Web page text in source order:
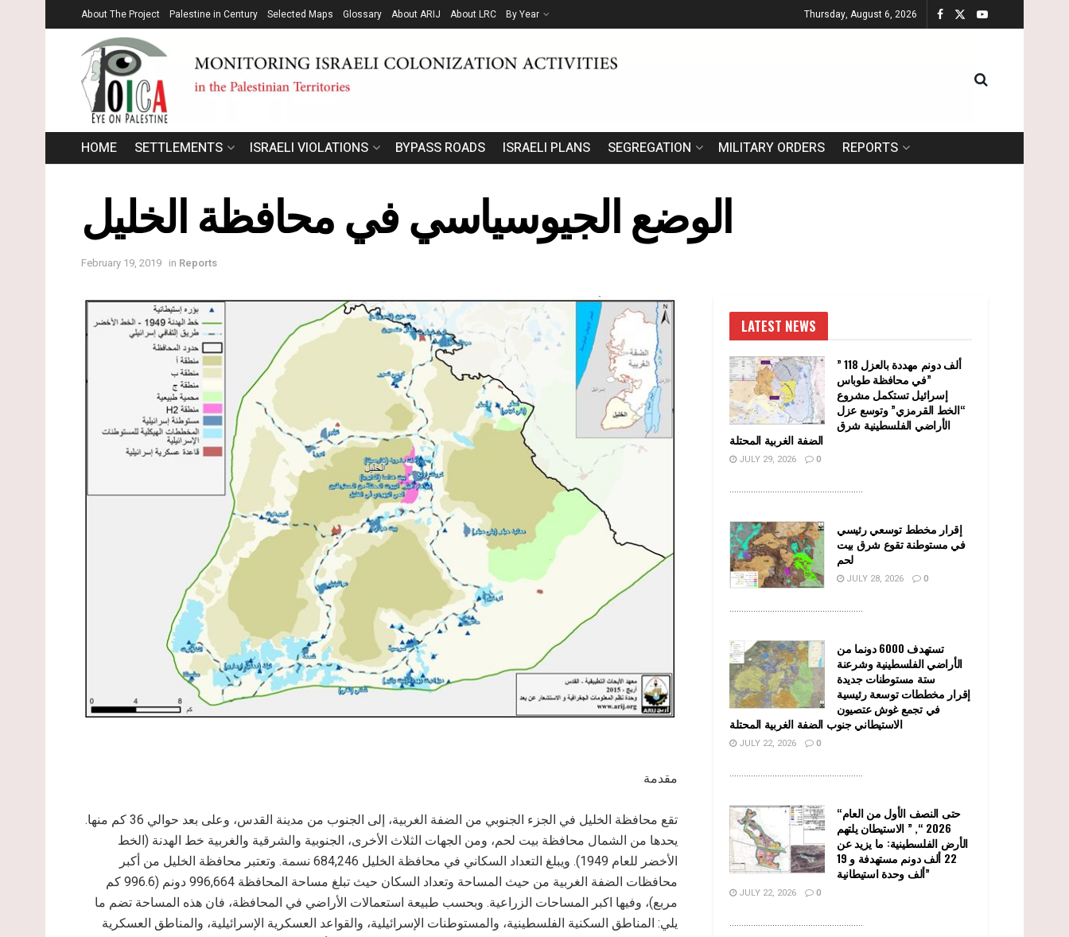
About The Project Palestine in Century Selected Maps Glossary About ARIJ About LRC By Year Thursday, August 6, 2026
HOME SETTLEMENTS ISRAELI VIOLATIONS BYPASS ROADS ISRAELI PLANS SEGREGATION MILITARY ORDERS REPORTS
الوضع الجيوسياسي في محافظة الخليل
February 19, 2019 in Reports
مقدمة
تقع محافظة الخليل في الجزء الجنوبي من الضفة الغربية، إلى الجنوب من مدينة القدس، وعلى بعد حوالي 36 كم منها.
يحدها من الشمال محافظة بيت لحم، ومن الجهات الثلاث الأخرى، الجنوبية والشرقية والغربية خط الهدنة (الخط
الأخضر للعام 1949). ويبلغ التعداد السكاني في محافظة الخليل 684,246 نسمة. وتعتبر محافظة الخليل من أكبر
محافظات الضفة الغربية من حيث المساحة وتعداد السكان حيث تبلغ مساحة المحافظة 996,664 دونم (996.6 كم
مربع)، وفيها اكبر المساحات الزراعية. وبحسب طبيعة استعمالات الأراضي في المحافظة، فان هذه المساحة تضم ما
يلي: المناطق السكنية الفلسطينية، والمستوطنات الإسرائيلية، والقواعد العسكرية الإسرائيلية، والمناطق العسكرية
LATEST NEWS
” 118 ألف دونم مهددة بالعزل
في محافظة طوباس”
إسرائيل تستكمل مشروع
“الخط القرمزي” وتوسع عزل
الأراضي الفلسطينية شرق
الضفة الغربية المحتلة
JULY 29, 2026 0
........................................................
إقرار مخطط توسعي رئيسي
في مستوطنة تقوع شرق بيت
لحم
JULY 28, 2026 0
........................................................
تستهدف 6000 دونما من
الأراضي الفلسطينية وشرعنة
ستة مستوطنات جديدة
إقرار مخططات توسعة رئيسية
في تجمع غوش عتصيون
الاستيطاني جنوب الضفة الغربية المحتلة
JULY 22, 2026 0
........................................................
“حتى النصف الأول من العام
2026 “, ” الاستيطان يلتهم
الأرض الفلسطينية: ما يزيد عن
22 ألف دونم مستهدفة و 19
ألف وحدة استيطانية”
JULY 22, 2026 0
........................................................